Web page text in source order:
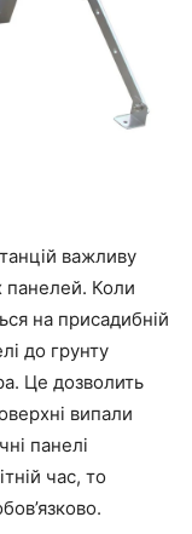
важливу
панелей. Коли
на присадибній
до грунту
Це дозволить
випали
панелі
час, то